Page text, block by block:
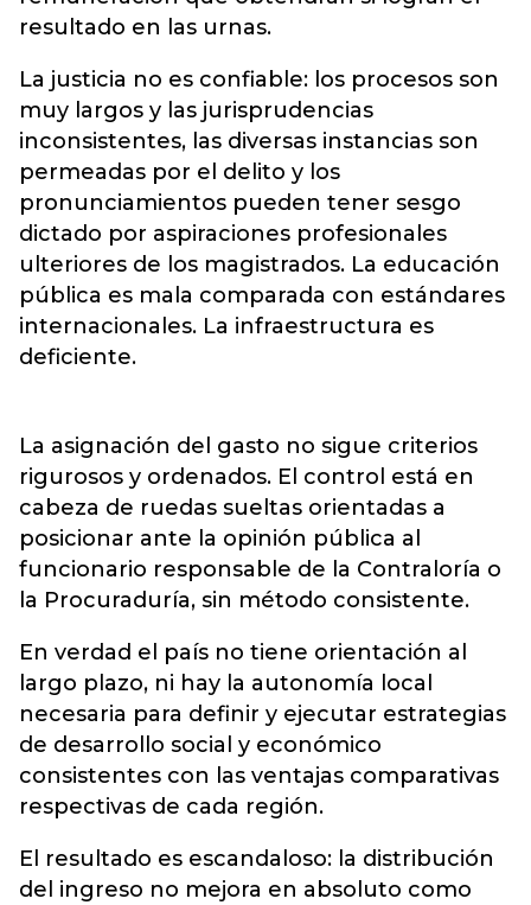
resultado en las urnas.
La justicia no es confiable: los procesos son
muy largos y las jurisprudencias
inconsistentes, las diversas instancias son
permeadas por el delito y los
pronunciamientos pueden tener sesgo
dictado por aspiraciones profesionales
ulteriores de los magistrados. La educación
pública es mala comparada con estándares
internacionales. La infraestructura es
deficiente.
La asignación del gasto no sigue criterios
rigurosos y ordenados. El control está en
cabeza de ruedas sueltas orientadas a
posicionar ante la opinión pública al
funcionario responsable de la Contraloría o
la Procuraduría, sin método consistente.
En verdad el país no tiene orientación al
largo plazo, ni hay la autonomía local
necesaria para definir y ejecutar estrategias
de desarrollo social y económico
consistentes con las ventajas comparativas
respectivas de cada región.
El resultado es escandaloso: la distribución
del ingreso no mejora en absoluto como